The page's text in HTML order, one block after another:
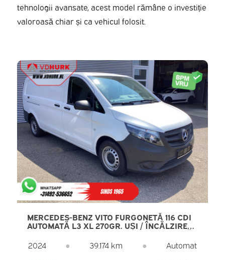
tehnologii avansate, acest model rămâne o investiție
valoroasă chiar și ca vehicul folosit.
MERCEDES-BENZ VITO FURGONETĂ 116 CDI
AUTOMATĂ L3 XL 270GR. UȘI / ÎNCĂLZIRE
PDC / CRUISE CONTROL / AER
CONDIȚIONAT
2024 ● 39.174 km ● Automat